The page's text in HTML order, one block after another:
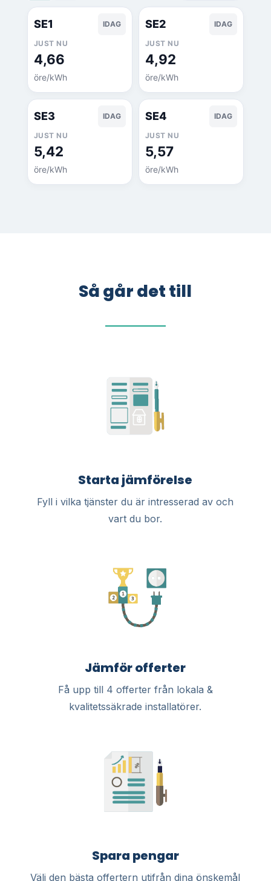
SE1 IDAG
JUST NU
4,66
öre/kWh
SE2 IDAG
JUST NU
4,92
öre/kWh
SE3 IDAG
JUST NU
5,42
öre/kWh
SE4 IDAG
JUST NU
5,57
öre/kWh
Så går det till
Starta jämförelse
Fyll i vilka tjänster du är intresserad av och
vart du bor.
Jämför offerter
Få upp till 4 offerter från lokala &
kvalitetssäkrade installatörer.
Spara pengar
Välj den bästa offertern utifrån dina önskemål